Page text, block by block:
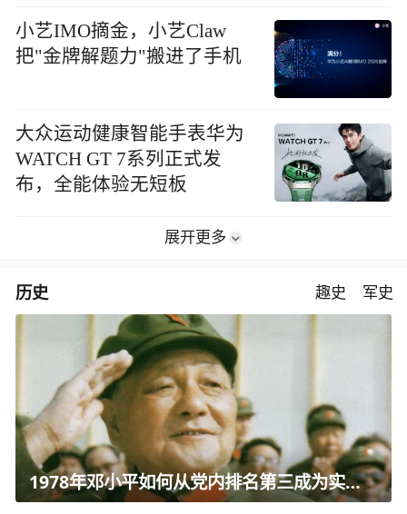
小艺IMO摘金，小艺Claw
把"金牌解题力"搬进了手机
大众运动健康智能手表华为
WATCH GT 7系列正式发
布，全能体验无短板
展开更多
历史 趣史 军史
1978年邓小平如何从党内排名第三成为实际核心？